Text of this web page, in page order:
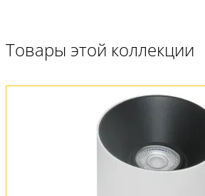
Товары этой коллекции